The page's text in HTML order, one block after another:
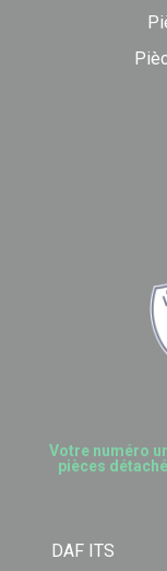
Votre numéro
pièces
DAF ITS